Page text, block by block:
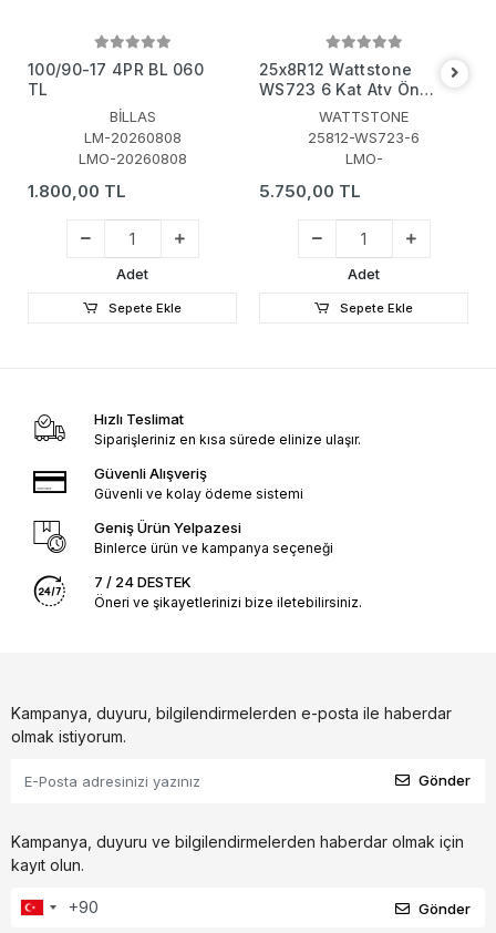
100/90-17 4PR BL 060
TL
BİLLAS
LM-20260808
LMO-20260808
1.800,00 TL
Adet
Sepete Ekle
25x8R12 Wattstone
WS723 6 Kat Atv Ön
WATTSTONE
25812-WS723-6
LMO-
5.750,00 TL
Adet
Sepete Ekle
Hızlı Teslimat
Siparişleriniz en kısa sürede elinize ulaşır.
Güvenli Alışveriş
Güvenli ve kolay ödeme sistemi
Geniş Ürün Yelpazesi
Binlerce ürün ve kampanya seçeneği
7 / 24 DESTEK
Öneri ve şikayetlerinizi bize iletebilirsiniz.
Kampanya, duyuru, bilgilendirmelerden e-posta ile haberdar
olmak istiyorum.
Gönder
Kampanya, duyuru ve bilgilendirmelerden haberdar olmak için
kayıt olun.
Gönder